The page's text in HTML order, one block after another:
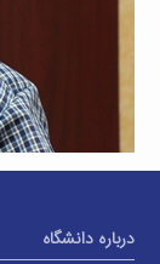
درباره دانشگاه